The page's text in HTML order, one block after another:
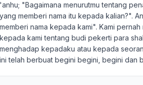
'anhu; "Bagaimana menurutmu tentang
yang memberi nama itu kepada kalian?".
memberi nama kepada kami". Kami pernah
kepada kami tentang budi pekerti para
menghadap kepadaku atau kepada
ini telah berbuat begini begini, begini dan